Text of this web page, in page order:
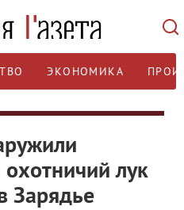
ЭКОНОМИКА
лук
Зарядье